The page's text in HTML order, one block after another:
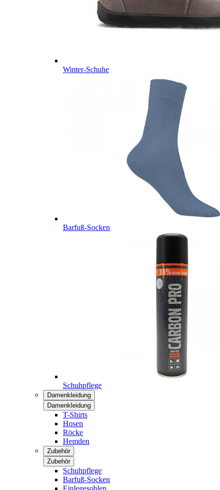
Winter-Schuhe
Barfuß-Socken
Schuhpflege
Damenkleidung
Damenkleidung
T-Shirts
Hosen
Röcke
Hemden
Zubehör
Zubehör
Schuhpflege
Barfuß-Socken
Einlegesohlen